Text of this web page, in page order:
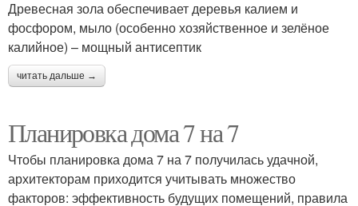
Древесная зола обеспечивает деревья калием и
фосфором, мыло (особенно хозяйственное и зелёное
калийное) – мощный антисептик
читать дальше →
Планировка дома 7 на 7
Чтобы планировка дома 7 на 7 получилась удачной,
архитекторам приходится учитывать множество
факторов: эффективность будущих помещений, правила